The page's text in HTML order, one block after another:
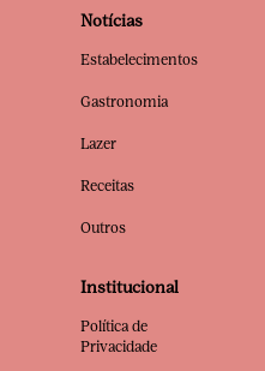
Notícias
Estabelecimentos
Gastronomia
Lazer
Receitas
Outros
Institucional
Política de
Privacidade